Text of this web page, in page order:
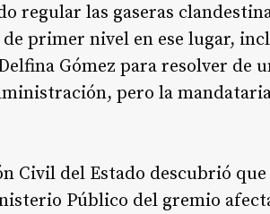
regular las gaseras
primer nivel en ese lugar,
Gómez para resolver de
pero la
Civil del Estado descubrió
Público del gremio